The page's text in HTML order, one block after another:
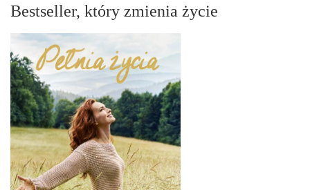
Bestseller, który zmienia życie